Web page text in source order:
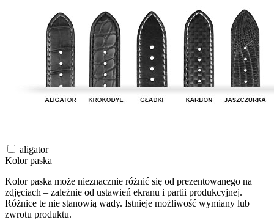
aligator
Kolor paska
Kolor paska może nieznacznie różnić się od prezentowanego na
zdjęciach – zależnie od ustawień ekranu i partii produkcyjnej.
Różnice te nie stanowią wady. Istnieje możliwość wymiany lub
zwrotu produktu.